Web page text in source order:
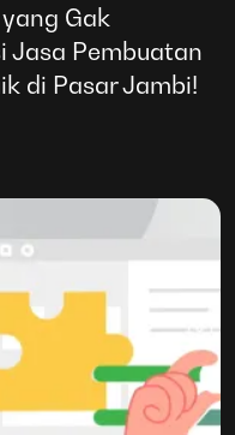
Gak
Jasa Pembuatan
di Pasar Jambi!